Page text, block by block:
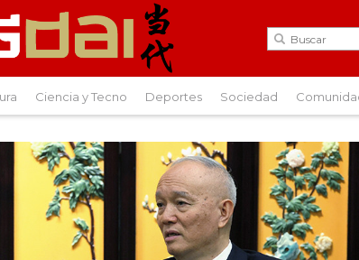
Ciencia y Tecno Deportes Sociedad